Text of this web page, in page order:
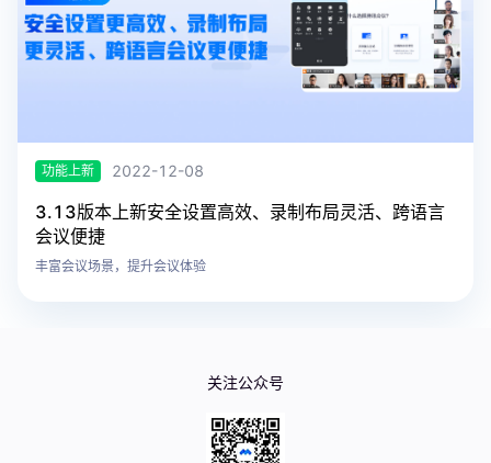
功能上新 2022-12-08
3.13版本上新安全设置高效、录制布局灵活、跨语言
会议便捷
丰富会议场景，提升会议体验
关注公众号